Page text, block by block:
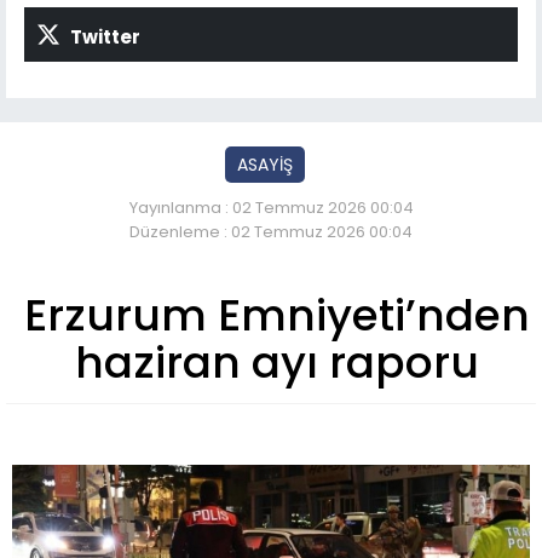
Twitter
ASAYİŞ
Yayınlanma : 02 Temmuz 2026 00:04
Düzenleme : 02 Temmuz 2026 00:04
Erzurum Emniyeti’nden
haziran ayı raporu